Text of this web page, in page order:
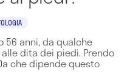
56 anni, da qualche
dita dei piedi. Prendo
che dipende questo